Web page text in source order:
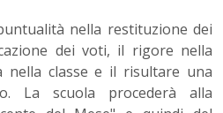
nella restituzione dei
dei voti, il rigore nella
nella classe e il risultare una
La scuola procederà alla